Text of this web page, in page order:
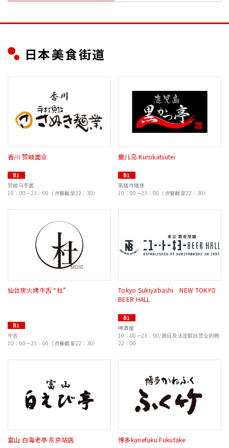
日本美食街道
香川 赞岐面业
B1
赞岐乌冬面
10：00—23：00（点餐截至22：30）
鹿儿岛 Kurokatsutei
B1
黑猪炸猪排
10：00—23：00（点餐截至22：30）
仙台炭火烤牛舌 “杜”
B1
牛舌
10：00—23：00（点餐截至22：30）
Tokyo Sukiyabashi NEW TOKYO
BEER HALL
B1
啤酒屋
10：00—23：00/周日及法定假日营业到晚
22：00
富山 白海老亭 东京站店 博多kanefuku Fukutake